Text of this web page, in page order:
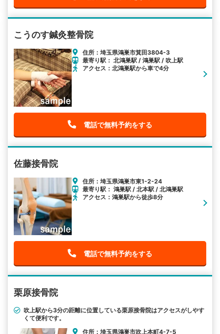
こうのす鍼灸整骨院
住所：埼玉県鴻巣市箕田3804-3
最寄り駅： 北鴻巣駅 / 鴻巣駅 / 吹上駅
アクセス：北鴻巣駅から車で4分
電話で無料予約をする
佐藤接骨院
住所：埼玉県鴻巣市東1-2-24
最寄り駅： 鴻巣駅 / 北本駅 / 北鴻巣駅
アクセス：鴻巣駅から徒歩8分
電話で無料予約をする
栗原接骨院
吹上駅から3分の距離に位置している栗原接骨院はアクセスがしやす
くて便利です。
住所：埼玉県鴻巣市吹上本町4-7-5